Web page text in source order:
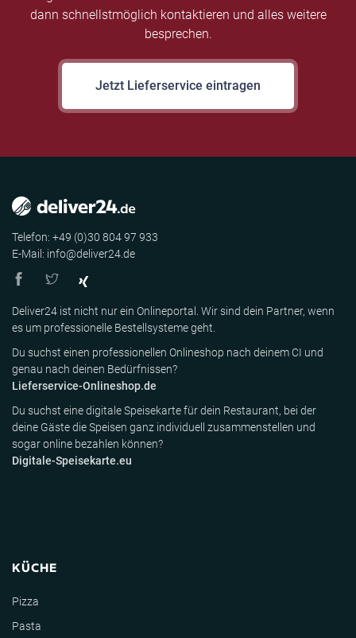
dann schnellstmöglich kontaktieren und alles weitere
besprechen.
Jetzt Lieferservice eintragen
Telefon: +49 (0)30 804 97 933
E-Mail: info@deliver24.de
Deliver24 ist nicht nur ein Onlineportal. Wir sind dein Partner, wenn
es um professionelle Bestellsysteme geht.
Du suchst einen professionellen Onlineshop nach deinem CI und
genau nach deinen Bedürfnissen?
Lieferservice-Onlineshop.de
Du suchst eine digitale Speisekarte für dein Restaurant, bei der
deine Gäste die Speisen ganz individuell zusammenstellen und
sogar online bezahlen können?
Digitale-Speisekarte.eu
KÜCHE
Pizza
Pasta